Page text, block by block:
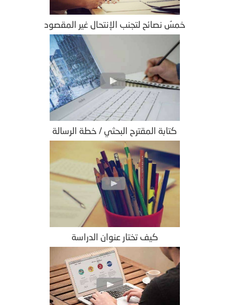
خمسُ نصائح لتجنب الإنتحال غير المقصود
كتابة المقترح البحثي / خطة الرسالة
كيف تختار عنوان الدراسة